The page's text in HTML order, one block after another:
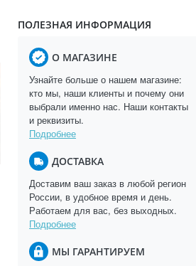
ПОЛЕЗНАЯ ИНФОРМАЦИЯ
О МАГАЗИНЕ
Узнайте больше о нашем магазине:
кто мы, наши клиенты и почему они
выбрали именно нас. Наши контакты
и реквизиты.
Подробнее
ДОСТАВКА
Доставим ваш заказ в любой регион
России, в удобное время и день.
Работаем для вас, без выходных.
Подробнее
МЫ ГАРАНТИРУЕМ